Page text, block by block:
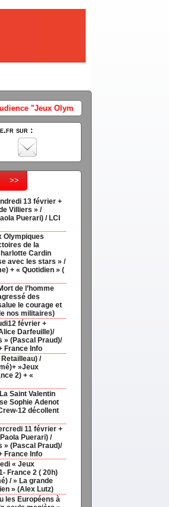
devant "Les Victoires de la Musique
sur :
>>
13 février +
Villiers » /
Puerari) / LCI
Olympiques
de la
Cardin
avec les stars » /
+ « Quotidien » (
de l’homme
des
le courage et
nos militaires)
février +
Darfeuille)/
» (Pascal Praud)/
France Info
/
»Jeux
2) + «
Saint Valentin
Sophie Adenot
12 décollent
11 février +
Puerari) /
» (Pascal Praud)/
France Info
« Jeux
France 2 ( 20h)
/ » La grande
» (Alex Lutz)
les Européens à